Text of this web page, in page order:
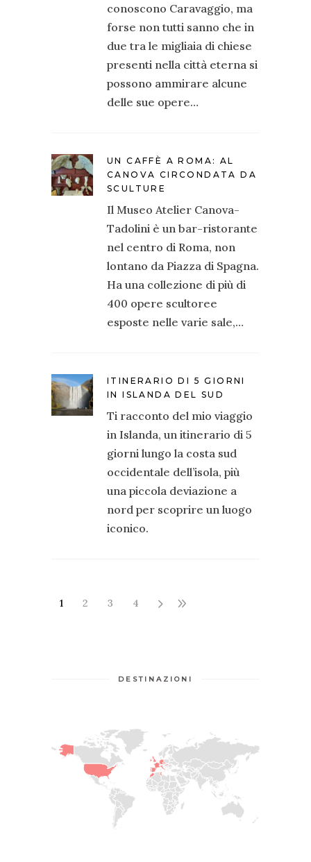
conoscono Caravaggio, ma
forse non tutti sanno che in
due tra le migliaia di chiese
presenti nella città eterna si
possono ammirare alcune
delle sue opere…
UN CAFFÈ A ROMA: AL
CANOVA CIRCONDATA DA
SCULTURE
Il Museo Atelier Canova-
Tadolini è un bar-ristorante
nel centro di Roma, non
lontano da Piazza di Spagna.
Ha una collezione di più di
400 opere scultoree
esposte nelle varie sale,…
ITINERARIO DI 5 GIORNI
IN ISLANDA DEL SUD
Ti racconto del mio viaggio
in Islanda, un itinerario di 5
giorni lungo la costa sud
occidentale dell’isola, più
una piccola deviazione a
nord per scoprire un luogo
iconico.
1 2 3 4
DESTINAZIONI